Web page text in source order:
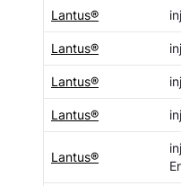
Lantus®
Lantus®
Lantus®
Lantus®
Lantus®